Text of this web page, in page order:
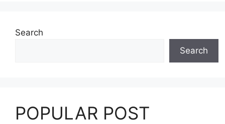
Search
Search
POPULAR POST